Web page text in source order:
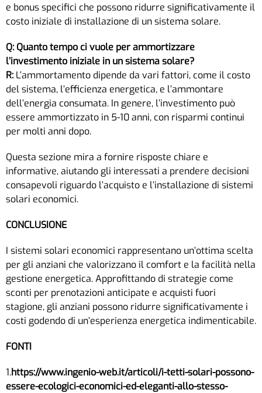
e bonus specifici che possono ridurre significativamente il
costo iniziale di installazione di un sistema solare.
Q: Quanto tempo ci vuole per ammortizzare
l’investimento iniziale in un sistema solare?
R: L’ammortamento dipende da vari fattori, come il costo
del sistema, l’efficienza energetica, e l’ammontare
dell’energia consumata. In genere, l’investimento può
essere ammortizzato in 5-10 anni, con risparmi continui
per molti anni dopo.
Questa sezione mira a fornire risposte chiare e
informative, aiutando gli interessati a prendere decisioni
consapevoli riguardo l’acquisto e l’installazione di sistemi
solari economici.
CONCLUSIONE
I sistemi solari economici rappresentano un’ottima scelta
per gli anziani che valorizzano il comfort e la facilità nella
gestione energetica. Approfittando di strategie come
sconti per prenotazioni anticipate e acquisti fuori
stagione, gli anziani possono ridurre significativamente i
costi godendo di un’esperienza energetica indimenticabile.
FONTI
1.https://www.ingenio-web.it/articoli/i-tetti-solari-possono-
essere-ecologici-economici-ed-eleganti-allo-stesso-